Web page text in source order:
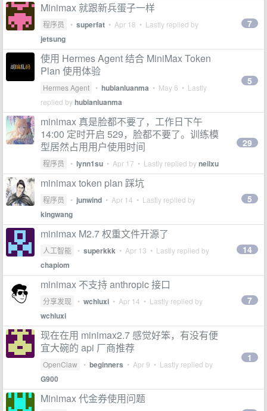
Minimax 就跟新兵蛋子一样
程序员 • superfat • Apr 18 • Lastly replied by
jetsung
7
使用 Hermes Agent 结合 MiniMax Token
Plan 使用体验
Hermes Agent • hubianluanma • May 6 • Lastly
replied byhubianluanma
5
minimax 真是脸都不要了，工作日下午
14:00 定时开启 529，脸都不要了。训练模
型居然占用用户使用时间
程序员 • lynn1su • Apr 17 • Lastly replied byneilxu
29
minimax token plan 踩坑
程序员 • junwind • Apr 14 • Lastly replied by
kingwang
5
minimax M2.7 权重文件开源了
人工智能 • superkkk • Apr 13 • Lastly replied by
chapiom
14
minimax 不支持 anthropic 接口
分享发现 • wchluxi • Apr 14 • Lastly replied by
wchluxi
7
现在在用 minimax2.7 感觉好笨，有没有便
宜大碗的 api 厂商推荐
OpenClaw • beginners • Apr 9 • Lastly replied by
G900
1
Minimax 代金券使用问题